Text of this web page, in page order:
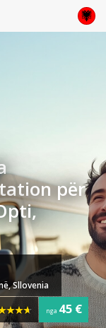
për
Sllovenia
nga 45 €